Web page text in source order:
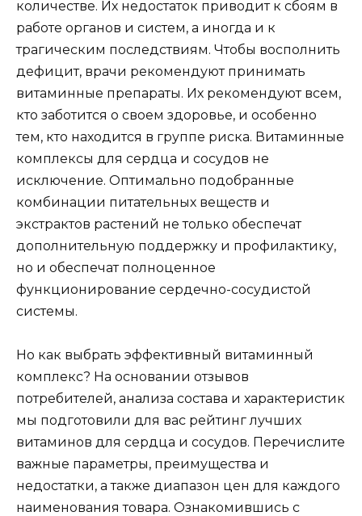
количестве. Их недостаток приводит к сбоям в
работе органов и систем, а иногда и к
трагическим последствиям. Чтобы восполнить
дефицит, врачи рекомендуют принимать
витаминные препараты. Их рекомендуют всем,
кто заботится о своем здоровье, и особенно
тем, кто находится в группе риска. Витаминные
комплексы для сердца и сосудов не
исключение. Оптимально подобранные
комбинации питательных веществ и
экстрактов растений не только обеспечат
дополнительную поддержку и профилактику,
но и обеспечат полноценное
функционирование сердечно-сосудистой
системы.
Но как выбрать эффективный витаминный
комплекс? На основании отзывов
потребителей, анализа состава и характеристик
мы подготовили для вас рейтинг лучших
витаминов для сердца и сосудов. Перечислите
важные параметры, преимущества и
недостатки, а также диапазон цен для каждого
наименования товара. Ознакомившись с